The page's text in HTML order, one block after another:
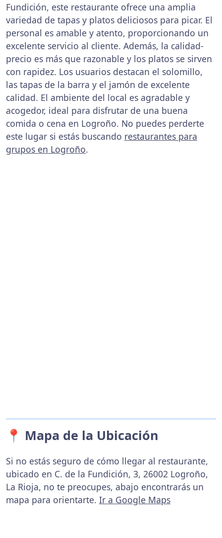
Fundición, este restaurante ofrece una amplia
variedad de tapas y platos deliciosos para picar. El
personal es amable y atento, proporcionando un
excelente servicio al cliente. Además, la calidad-
precio es más que razonable y los platos se sirven
con rapidez. Los usuarios destacan el solomillo,
las tapas de la barra y el jamón de excelente
calidad. El ambiente del local es agradable y
acogedor, ideal para disfrutar de una buena
comida o cena en Logroño. No puedes perderte
este lugar si estás buscando restaurantes para
grupos en Logroño.
📍 Mapa de la Ubicación
Si no estás seguro de cómo llegar al restaurante,
ubicado en C. de la Fundición, 3, 26002 Logroño,
La Rioja, no te preocupes, abajo encontrarás un
mapa para orientarte. Ir a Google Maps